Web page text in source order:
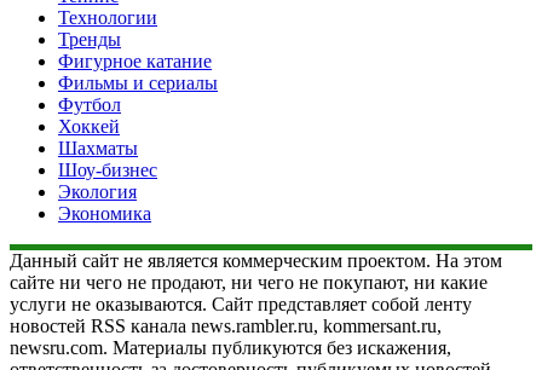
Технологии
Тренды
Фигурное катание
Фильмы и сериалы
Футбол
Хоккей
Шахматы
Шоу-бизнес
Экология
Экономика
Данный сайт не является коммерческим проектом. На этом
сайте ни чего не продают, ни чего не покупают, ни какие
услуги не оказываются. Сайт представляет собой ленту
новостей RSS канала news.rambler.ru, kommersant.ru,
newsru.com. Материалы публикуются без искажения,